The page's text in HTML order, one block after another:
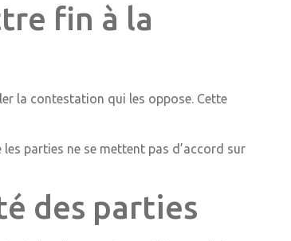
fin à la
la contestation qui les oppose. Cette
parties ne se mettent pas d’accord sur
des parties